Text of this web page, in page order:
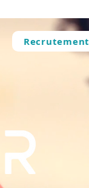
Recrutement